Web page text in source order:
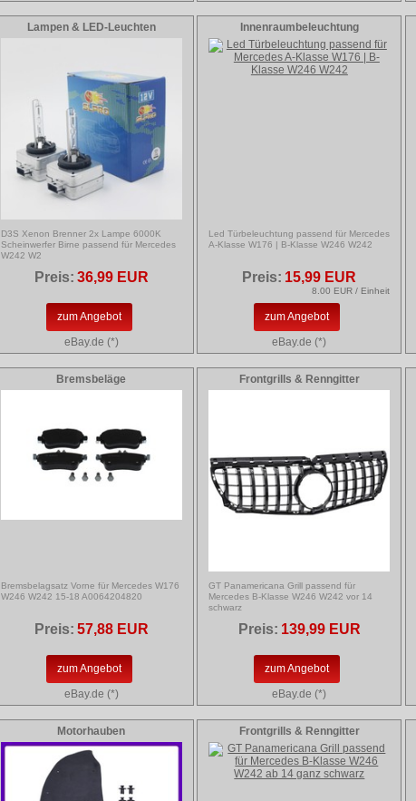
Lampen & LED-Leuchten
D3S Xenon Brenner 2x Lampe 6000K
Scheinwerfer Birne passend für Mercedes
W242 W2
Preis: 36,99 EUR
zum Angebot
eBay.de (*)
Innenraumbeleuchtung
Led Türbeleuchtung passend für Mercedes
A-Klasse W176 | B-Klasse W246 W242
Preis: 15,99 EUR
8.00 EUR / Einheit
zum Angebot
eBay.de (*)
Bremsbeläge
Bremsbelagsatz Vorne für Mercedes W176
W246 W242 15-18 A0064204820
Preis: 57,88 EUR
zum Angebot
eBay.de (*)
Frontgrills & Renngitter
GT Panamericana Grill passend für
Mercedes B-Klasse W246 W242 vor 14
schwarz
Preis: 139,99 EUR
zum Angebot
eBay.de (*)
Motorhauben Frontgrills & Renngitter